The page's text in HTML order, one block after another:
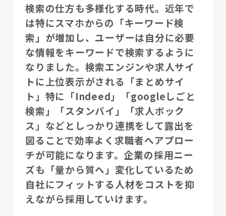
検索の仕方も多様化する時代。近年で
は特にスマホからの「キーワード検
索」が増加し、ユーザーは自分に必要
な情報をキーワードで検索するように
なりました。検索エンジンや求人サイ
トに上位表示がされる「まとめサイ
ト」特に「Indeed」「googleしごと
検索」「スタンバイ」「求人ボック
ス」などとしっかり連携をして露出を
図ることで効率よく求職者へアプロー
チが可能になります。企業の採用ニー
ズも「量から質へ」変化しているため
自社にフィットする人材をコストを抑
えながら採用していけます。